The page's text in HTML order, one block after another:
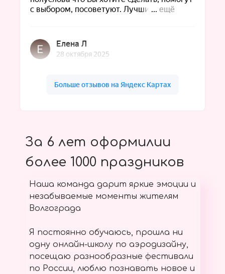
За 6 лет оформилии
более 1000 праздников
Наша команда дарит яркие эмоции и
незабываемые моменты жителям
Волгограда
Я постоянно обучаюсь, прошла ни
одну онлайн-школу по аэродизайну,
посещаю разнообразные фестивали
по России, люблю познавать новое и